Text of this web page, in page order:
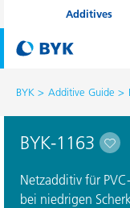
Additives
BYK Additive Guide
BYK-1163
Netzadditiv für
bei niedrigen